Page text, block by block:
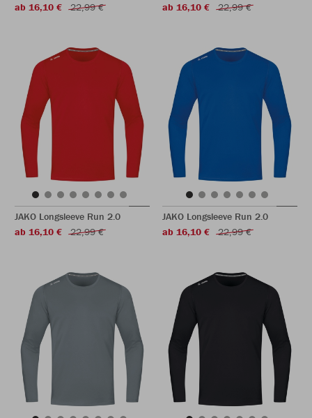
ab 16,10 €
22,99 €
ab 16,10 €
22,99 €
JAKO Longsleeve Run 2.0
ab 16,10 €
22,99 €
JAKO Longsleeve Run 2.0
ab 16,10 €
22,99 €